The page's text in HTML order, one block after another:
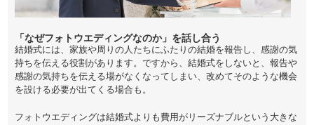
「なぜフォトウエディングなのか」を話し合う
結婚式には、家族や周りの人たちにふたりの結婚を報告し、感謝の気
持ちを伝える役割があります。ですから、結婚式をしないと、報告や
感謝の気持ちを伝える場がなくなってしまい、改めてそのような機会
を設ける必要が出てくる場合も。
フォトウエディングは結婚式よりも費用がリーズナブルという大きな